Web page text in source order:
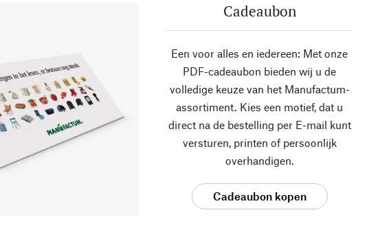
Cadeaubon
Een voor alles en iedereen: Met onze
PDF-cadeaubon bieden wij u de
volledige keuze van het Manufactum-
assortiment. Kies een motief, dat u
direct na de bestelling per E-mail kunt
versturen, printen of persoonlijk
overhandigen.
Cadeaubon kopen